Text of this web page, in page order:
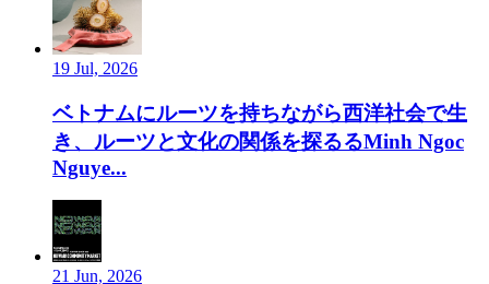
19 Jul, 2026
ベトナムにルーツを持ちながら西洋社会で生
き、ルーツと文化の関係を探るるMinh Ngoc
Nguye...
21 Jun, 2026